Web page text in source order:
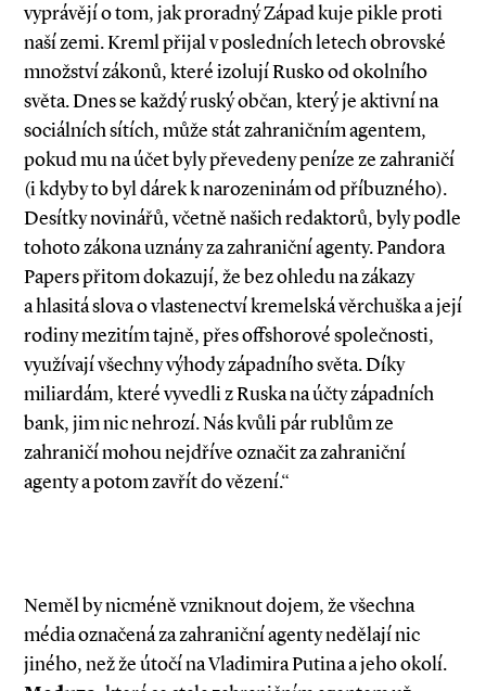
vyprávějí o tom, jak proradný Západ kuje pikle proti
naší zemi. Kreml přijal v posledních letech obrovské
množství zákonů, které izolují Rusko od okolního
světa. Dnes se každý ruský občan, který je aktivní na
sociálních sítích, může stát zahraničním agentem,
pokud mu na účet byly převedeny peníze ze zahraničí
(i kdyby to byl dárek k narozeninám od příbuzného).
Desítky novinářů, včetně našich redaktorů, byly podle
tohoto zákona uznány za zahraniční agenty. Pandora
Papers přitom dokazují, že bez ohledu na zákazy
a hlasitá slova o vlastenectví kremelská věrchuška a její
rodiny mezitím tajně, přes offshorové společnosti,
využívají všechny výhody západního světa. Díky
miliardám, které vyvedli z Ruska na účty západních
bank, jim nic nehrozí. Nás kvůli pár rublům ze
zahraničí mohou nejdříve označit za zahraniční
agenty a potom zavřít do vězení.“
Neměl by nicméně vzniknout dojem, že všechna
média označená za zahraniční agenty nedělají nic
jiného, než že útočí na Vladimira Putina a jeho okolí.